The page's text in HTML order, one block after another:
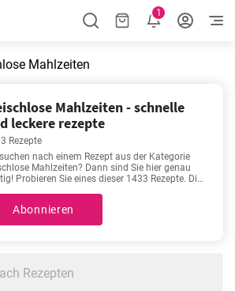
1
Mahlzeiten
Mahlzeiten - schnelle
leckere rezepte
Rezepte
nach einem Rezept aus der Kategorie
Mahlzeiten? Dann sind Sie hier genau
Probieren Sie eines dieser 1433 Rezepte. Die
einem guten Rezept? Dies sind unsere
Honig-Senf-Dressing wie im Restaurant
Abonnieren